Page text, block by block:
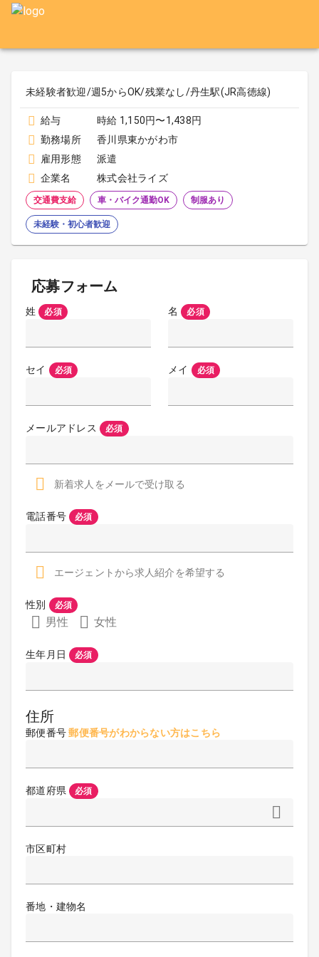
未経験者歓迎/週5からOK/残業なし/丹生駅(JR高徳線)
給与
時給 1,150円〜1,438円
勤務場所
香川県東かがわ市
雇用形態
派遣
企業名
株式会社ライズ
交通費支給 車・バイク通勤OK 制服あり
未経験・初心者歓迎
応募フォーム
姓 必須 名 必須
セイ 必須 メイ 必須
メールアドレス 必須
新着求人をメールで受け取る
電話番号 必須
エージェントから求人紹介を希望する
性別 必須
男性 女性
生年月日 必須
住所
郵便番号郵便番号がわからない方はこちら
都道府県 必須
市区町村
番地・建物名